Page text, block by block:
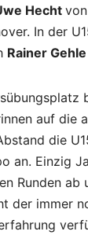
Hecht
In der
Rainer Gehle
auf die
die
an. Einzig
Runden
der immer